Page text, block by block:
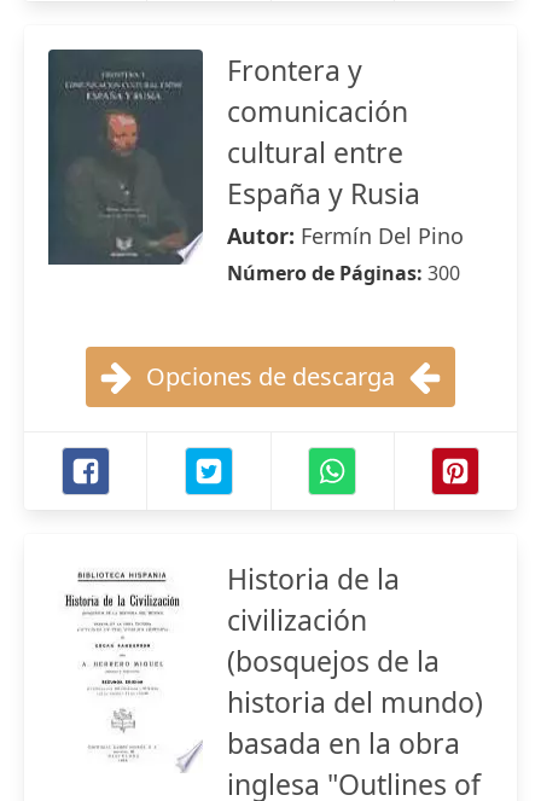
Frontera y
comunicación
cultural entre
España y Rusia
Autor: Fermín Del Pino
Número de Páginas: 300
Opciones de descarga
Historia de la
civilización
(bosquejos de la
historia del mundo)
basada en la obra
inglesa "Outlines of